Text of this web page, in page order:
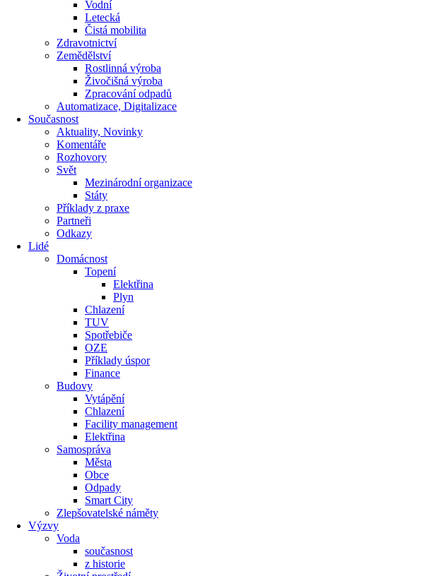
Vodní
Letecká
Čistá mobilita
Zdravotnictví
Zemědělství
Rostlinná výroba
Živočišná výroba
Zpracování odpadů
Automatizace, Digitalizace
Současnost
Aktuality, Novinky
Komentáře
Rozhovory
Svět
Mezinárodní organizace
Státy
Příklady z praxe
Partneři
Odkazy
Lidé
Domácnost
Topení
Elektřina
Plyn
Chlazení
TUV
Spotřebiče
OZE
Příklady úspor
Finance
Budovy
Vytápění
Chlazení
Facility management
Elektřina
Samospráva
Města
Obce
Odpady
Smart City
Zlepšovatelské náměty
Výzvy
Voda
současnost
z historie